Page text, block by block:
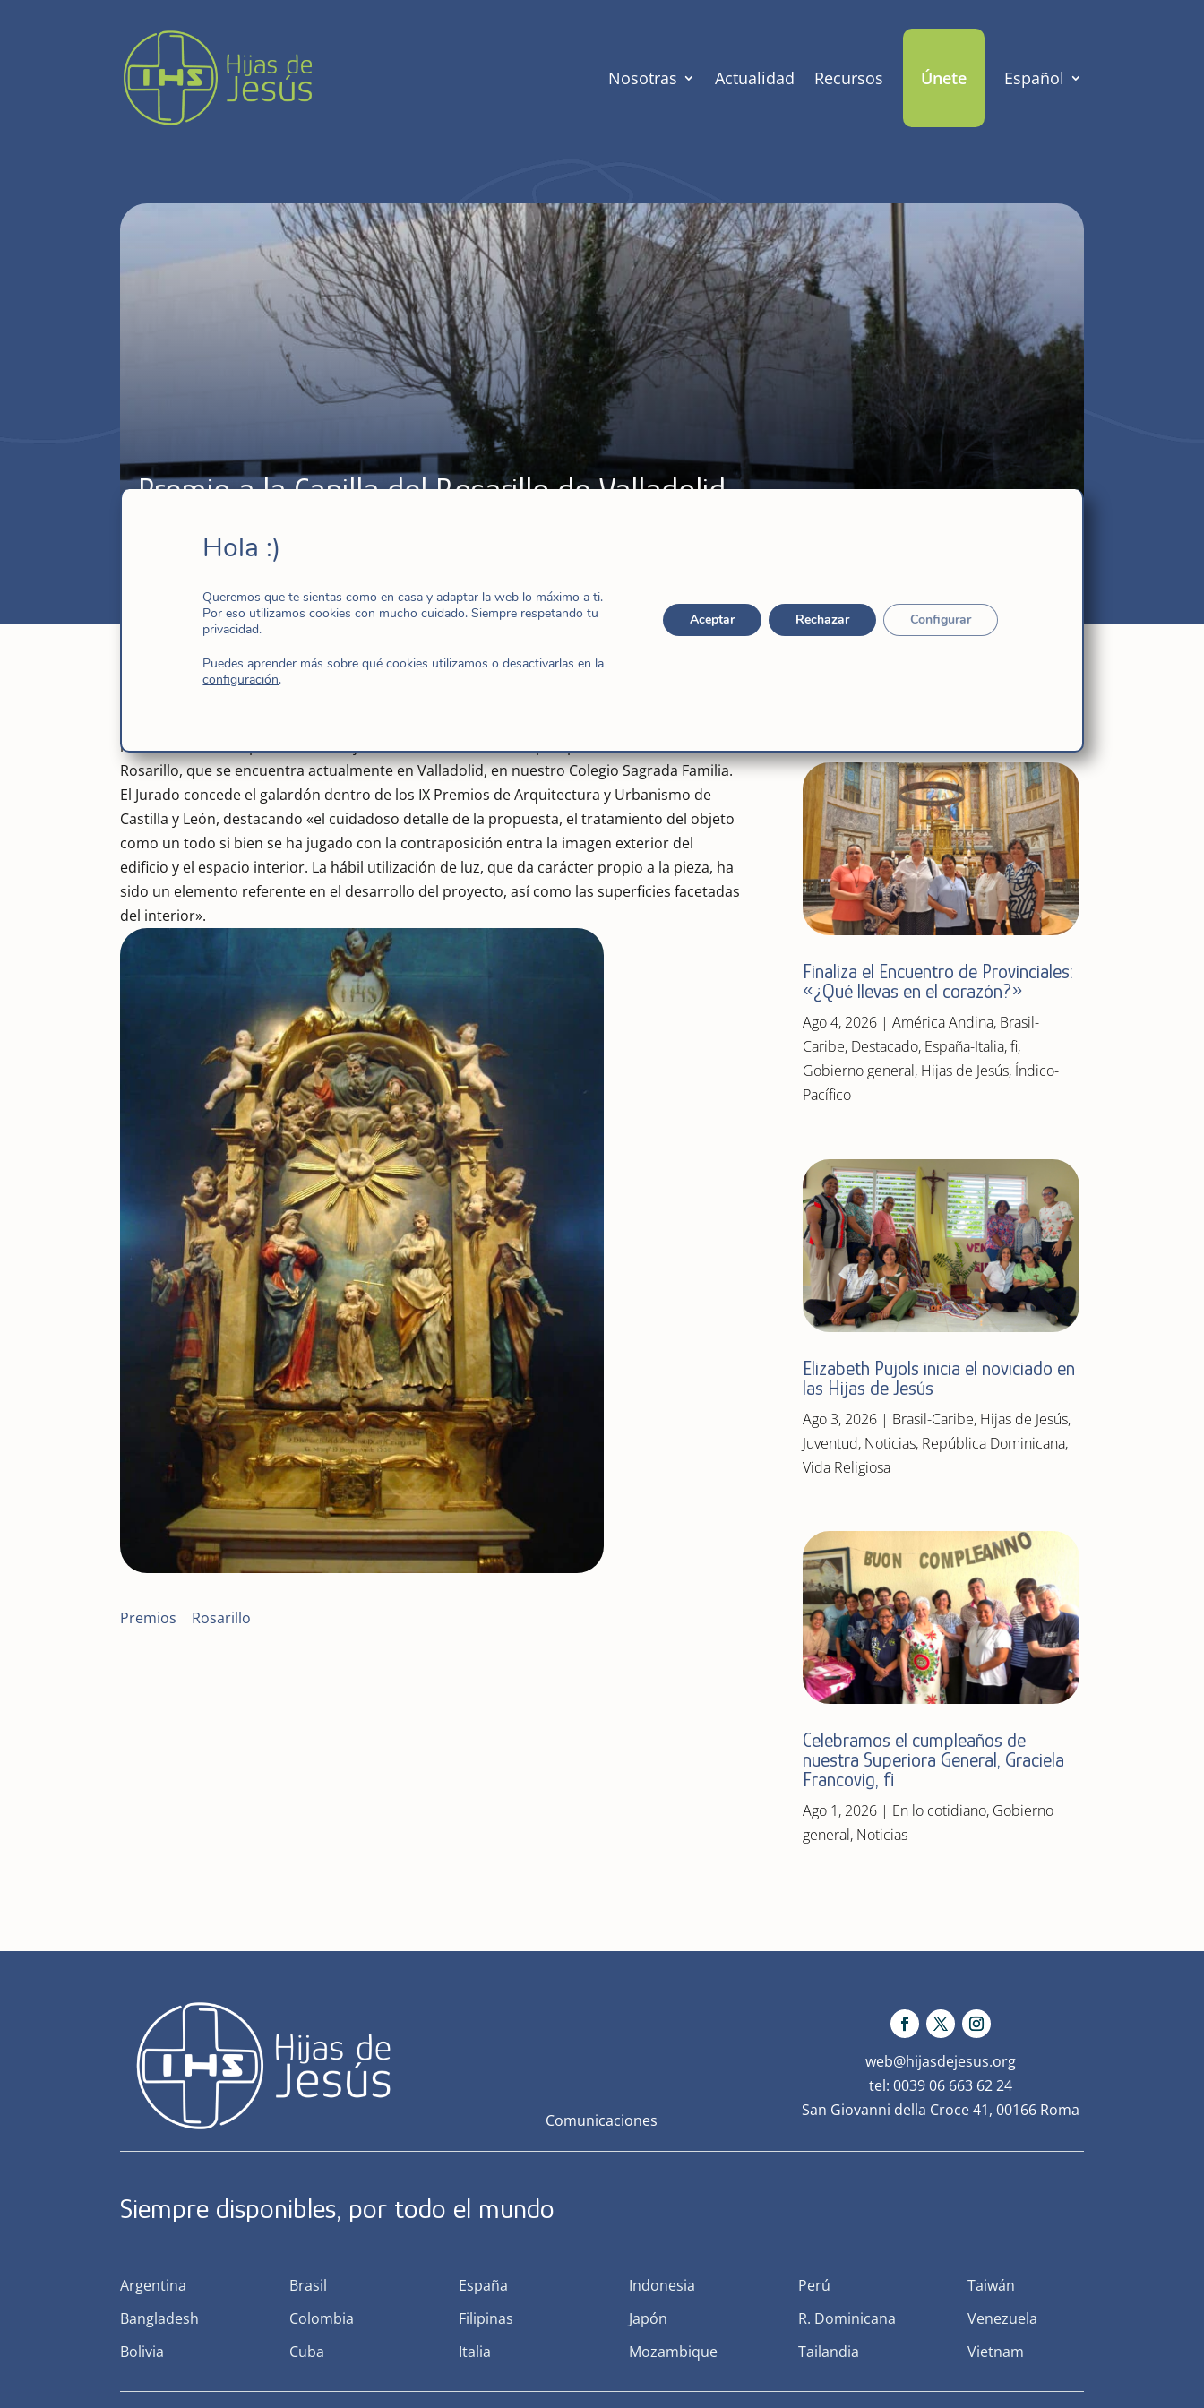
Nosotras Actualidad Recursos Únete Español
Premio a la Capilla del Rosarillo de Valladolid
marzo de 2016, un premio al trabajo de construcción de la Capilla para el Retablo del
Rosarillo, que se encuentra actualmente en Valladolid, en nuestro Colegio Sagrada Familia.
El Jurado concede el galardón dentro de los IX Premios de Arquitectura y Urbanismo de
Castilla y León, destacando «el cuidadoso detalle de la propuesta, el tratamiento del objeto
como un todo si bien se ha jugado con la contraposición entra la imagen exterior del
edificio y el espacio interior. La hábil utilización de luz, que da carácter propio a la pieza, ha
sido un elemento referente en el desarrollo del proyecto, así como las superficies facetadas
del interior».
Premios Rosarillo
Finaliza el Encuentro de Provinciales:
«¿Qué llevas en el corazón?»
Ago 4, 2026| América Andina, Brasil-
Caribe, Destacado, España-Italia,fi,
Gobierno general, Hijas de Jesús, Índico-
Pacífico
Elizabeth Pujols inicia el noviciado en
las Hijas de Jesús
Ago 3, 2026| Brasil-Caribe, Hijas de Jesús,
Juventud, Noticias, República Dominicana,
Vida Religiosa
Celebramos el cumpleaños de
nuestra Superiora General, Graciela
Francovig, fi
Ago 1, 2026| En lo cotidiano, Gobierno
general, Noticias
Comunicaciones
web@hijasdejesus.org
tel: 0039 06 663 62 24
San Giovanni della Croce 41, 00166 Roma
Siempre disponibles, por todo el mundo
Argentina
Bangladesh
Bolivia
Brasil
Colombia
Cuba
España
Filipinas
Italia
Indonesia
Japón
Mozambique
Perú
R. Dominicana
Tailandia
Taiwán
Venezuela
Vietnam
Hola :)
Queremos que te sientas como en casa y adaptar la web lo máximo a ti.
Por eso utilizamos cookies con mucho cuidado. Siempre respetando tu
privacidad.
Puedes aprender más sobre qué cookies utilizamos o desactivarlas en la
configuración.
Aceptar Rechazar Configurar